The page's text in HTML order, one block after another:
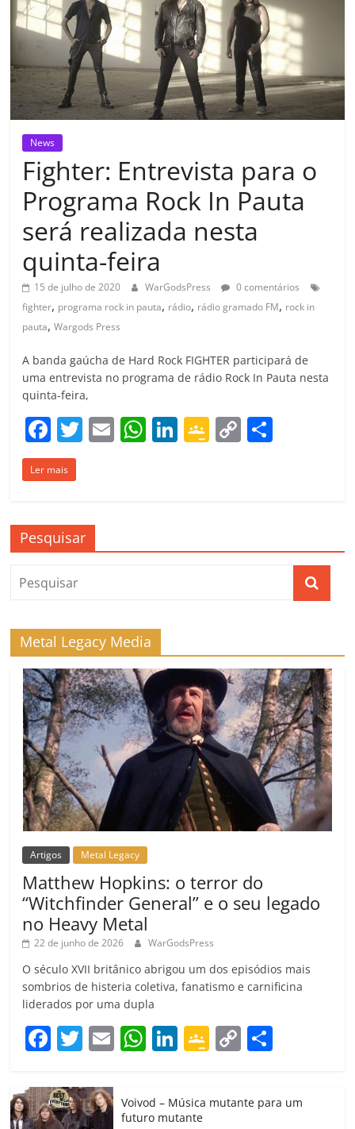
News
Fighter: Entrevista para o
Programa Rock In Pauta
será realizada nesta
quinta-feira
15 de julho de 2020 WarGodsPress
0 comentários
fighter, programa rock in pauta, rádio, rádio gramado FM, rock in
pauta,Wargods Press
A banda gaúcha de Hard Rock FIGHTER participará de
uma entrevista no programa de rádio Rock In Pauta nesta
quinta-feira,
F
a
c
b
o
o
T
w
E
m
W
h
p
Li
n
n
G
o
Cl
o
m
C
o
n til
ar
Ler mais
Pesquisar
Metal Legacy Media
Artigos Metal Legacy
Matthew Hopkins: o terror do
“Witchfinder General” e o seu legado
no Heavy Metal
22 de junho de 2026 WarGodsPress
O século XVII britânico abrigou um dos episódios mais
sombrios de histeria coletiva, fanatismo e carnificina
liderados por uma dupla
F
a
c
e
T
w
itt
er
E
m
W
h
s
Li
n
e
G
o
gl
C
o
y p
Voivod – Música mutante para um
futuro mutante